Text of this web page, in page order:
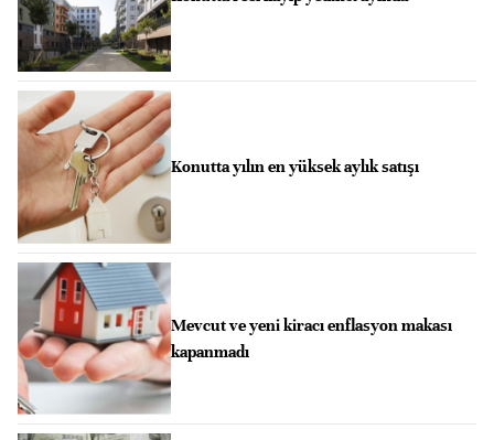
Konutta yılın en yüksek aylık satışı
Mevcut ve yeni kiracı enflasyon makası
kapanmadı